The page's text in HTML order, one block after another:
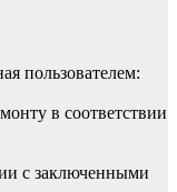
пользователем:
в соответствии
с заключенными